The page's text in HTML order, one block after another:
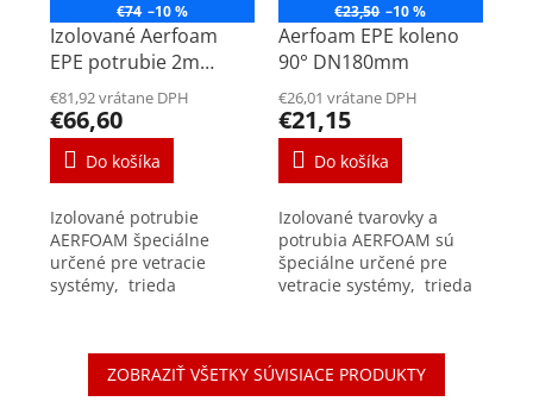
€74 –10 %
Izolované Aerfoam
EPE potrubie 2m
DN180mm
€81,92 vrátane DPH
€66,60
Do košíka
Izolované potrubie
AERFOAM špeciálne
určené pre vetracie
systémy, trieda
potrubia majú vynikajúce
izolačné schopnosti -...
€23,50 –10 %
Aerfoam EPE koleno
90° DN180mm
€26,01 vrátane DPH
€21,15
Do košíka
Izolované tvarovky a
potrubia AERFOAM sú
špeciálne určené pre
vetracie systémy, trieda
súčasťou izolovaného
potrubného systému -...
ZOBRAZIŤ VŠETKY SÚVISIACE PRODUKTY